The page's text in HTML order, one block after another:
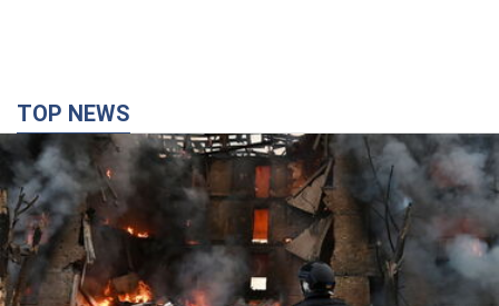
TOP NEWS